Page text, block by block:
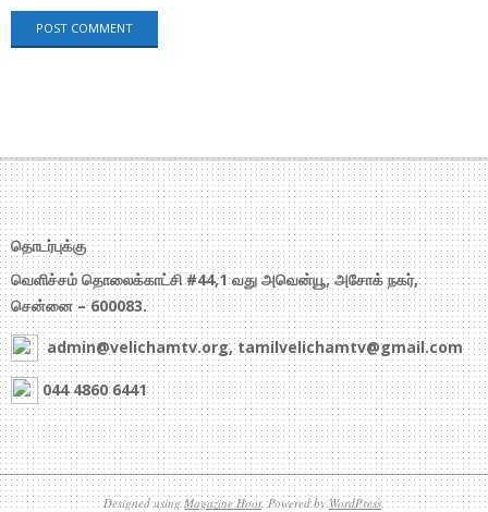
தொடர்புக்கு
வெளிச்சம் தொலைக்காட்சி #44,1 வது அவென்யூ, அசோக் நகர்,
சென்னை – 600083.
admin@velichamtv.org, tamilvelichamtv@gmail.com
044 4860 6441
Designed using Magazine Hoot. Powered byWordPress.